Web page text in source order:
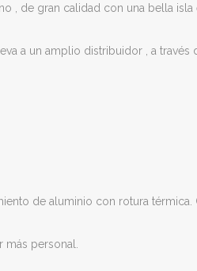
de gran calidad con una bella isla
a un amplio distribuidor , a
de aluminio con rotura térmica.
personal.